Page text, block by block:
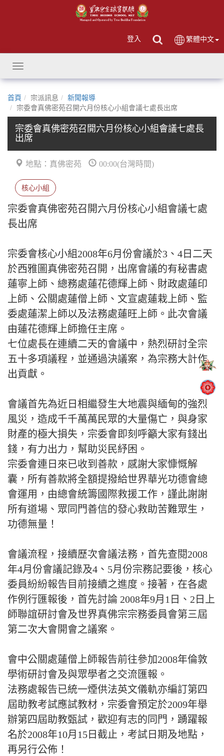
登入 繁體中文
Toggle
navigation
首頁 宗派訊息
新聞報導
宗委會真佛密苑召開六月份核心小組會議七處長出席
宗委會真佛密苑召開六月份核心小組會議七處長
出席
地點：真佛密苑 00:00(台灣時間)
核心小組
宗委會真佛密苑召開六月份核心小組會議七處
長出席
宗委會核心小組2008年6月份會議於3、4日二天
於西雅圖真佛密苑召開，出席會議的有秘書處
蓮寧上師、總務處蓮花德輝上師、財政處蓮印
上師、公關處蓮僧上師、文宣處蓮栽上師、監
委處蓮潔上師以及法務處蓮旺上師。此次會議
由蓮花德輝上師擔任主席。
七位處長在連續二天的會議中，熱烈研討全宗
五十多項議程，並通過決議案，為宗務大計作
出貢獻。
會議首先為近日相繼發生大地震與緬甸的強烈
風災，造成千千萬萬民眾的大量傷亡，與身家
財產的極大損失，宗委會即刻呼籲大家有錢出
錢，有力出力，幫助災民紓困。
宗委會連日來已收到善款，感謝大家慷慨解
囊，所有善款將全額提撥給世界華光功德會總
會運用，由總會統籌國際救援工作，謹此謝謝
所有道場、眾同門善信的發心救助苦難眾生，
功德無量！
會議流程，接續歷次會議法務，首先查閱2008
年4月份會議記錄及4、5月份宗務記要後，核心
委員紛紛報告目前接續之進度。接著，在各處
作例行匯報後，首先討論 2008年9月1日、2日上
師聯誼研討會及世界真佛宗宗務委員會第三屆
第二次大會開會之議案。
會中公關處蓮僧上師報告前往參加2008年倫敦
學術研討會及與眾學者之交流匯報。
法務處報告已統一煙供法英文儀軌亦編訂第四
屆助教考試應試教材，宗委會預定於2009年舉
辦第四屆助教甄試，歡迎有志的同門，踴躍報
名於2008年10月15日截止，考試日期及地點，
再另行公佈！